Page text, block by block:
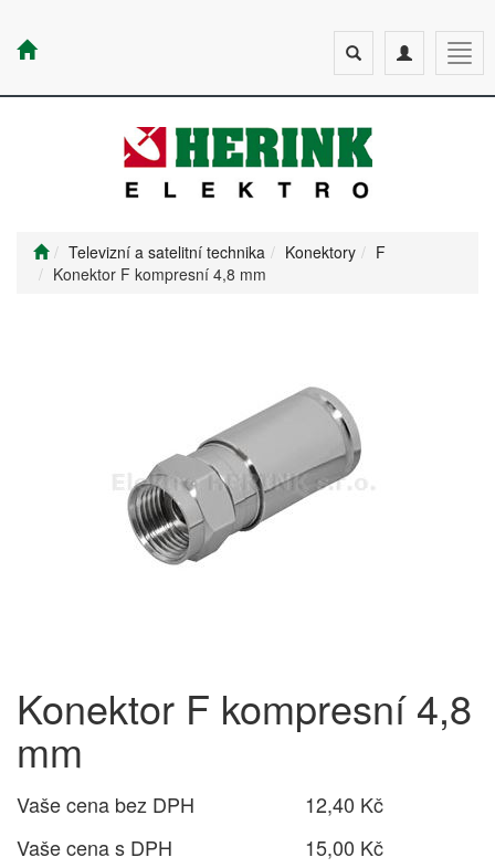
Toggle
navigation
Toggle
search
Televizní a satelitní technika Konektory
F
Konektor F kompresní 4,8 mm
Konektor F kompresní 4,8
mm
Vaše cena bez DPH
12,40 Kč
Vaše cena s DPH
15,00 Kč